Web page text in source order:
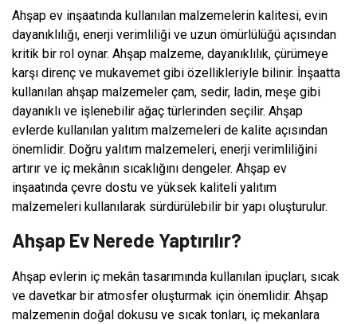
Ahşap ev inşaatında kullanılan malzemelerin kalitesi, evin
dayanıklılığı, enerji verimliliği ve uzun ömürlülüğü açısından
kritik bir rol oynar. Ahşap malzeme, dayanıklılık, çürümeye
karşı direnç ve mukavemet gibi özellikleriyle bilinir. İnşaatta
kullanılan ahşap malzemeler çam, sedir, ladin, meşe gibi
dayanıklı ve işlenebilir ağaç türlerinden seçilir. Ahşap
evlerde kullanılan yalıtım malzemeleri de kalite açısından
önemlidir. Doğru yalıtım malzemeleri, enerji verimliliğini
artırır ve iç mekânın sıcaklığını dengeler. Ahşap ev
inşaatında çevre dostu ve yüksek kaliteli yalıtım
malzemeleri kullanılarak sürdürülebilir bir yapı oluşturulur.
Ahşap Ev Nerede Yaptırılır?
Ahşap evlerin iç mekân tasarımında kullanılan ipuçları, sıcak
ve davetkar bir atmosfer oluşturmak için önemlidir. Ahşap
malzemenin doğal dokusu ve sıcak tonları, iç mekanlara